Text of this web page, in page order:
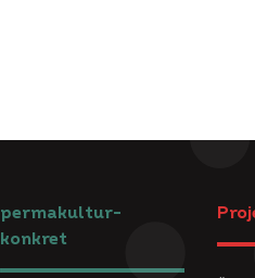
permakultur-
konkret